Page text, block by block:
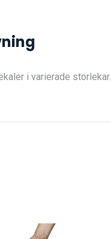
i varierade storlekar.